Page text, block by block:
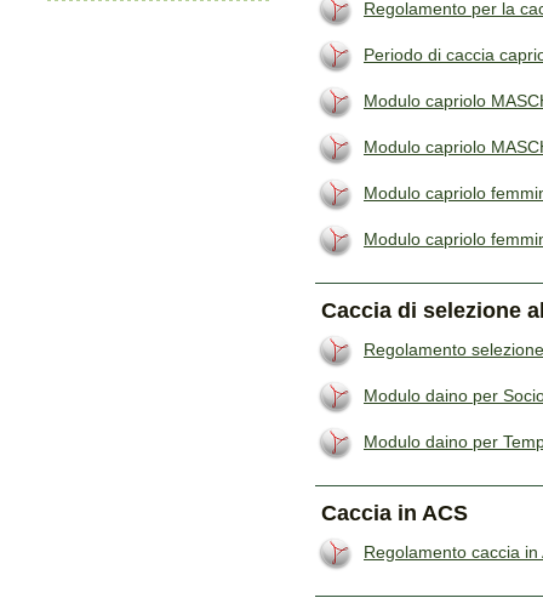
Regolamento per la
Periodo di caccia
Modulo capriolo
Modulo capriolo
Modulo capriolo
Modulo capriolo
Caccia di selezione
Regolamento
Modulo daino per
Modulo daino per
Caccia in ACS
Regolamento caccia